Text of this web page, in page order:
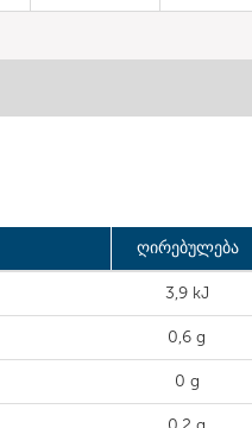
ღირებულება
3,9 kJ
0,6 g
0 g